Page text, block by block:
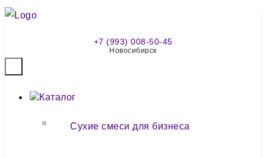
+7 (993) 008-50-45
Новосибирск
Каталог
Сухие смеси для бизнеса